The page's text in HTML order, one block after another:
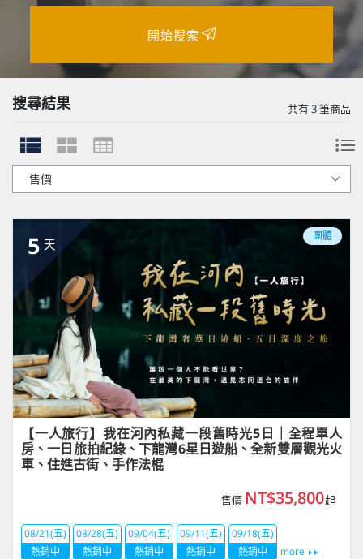
開始搜索
搜尋結果 共有3筆商品
5 天
團體
【一人旅行】我在河內私藏一段舊時光5日｜全程單人
房、一日旅拍紀錄、下龍灣6星日遊船、全新雙層觀光火
車、住進古街、手作法棍
售價 NT$35,800起
08/21(五)
熱銷中
08/28(五)
熱銷中
09/04(五)
熱銷中
09/11(五)
熱銷中
09/18(五)
熱銷中
more